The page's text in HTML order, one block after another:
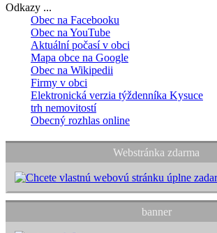
Odkazy ...
Obec na Facebooku
Obec na YouTube
Aktuální počasí v obci
Mapa obce na Google
Obec na Wikipedii
Firmy v obci
Elektronická verzia týždenníka Kysuce
trh nemovitostí
Obecný rozhlas online
Webstránka zdarma
banner